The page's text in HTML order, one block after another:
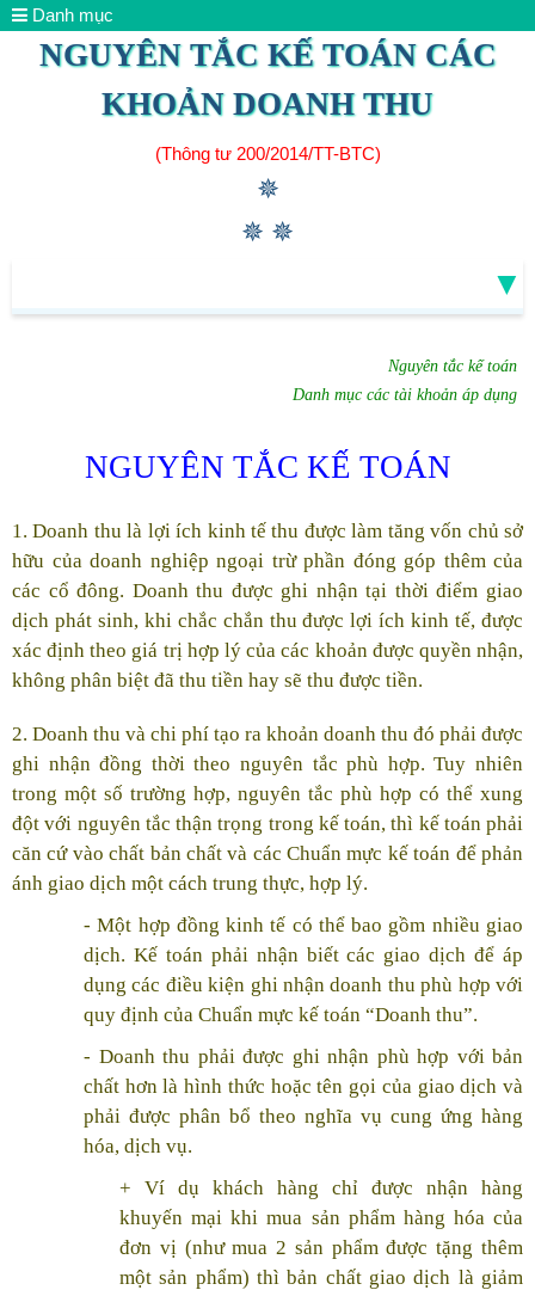
Danh mục
NGUYÊN TẮC KẾ TOÁN CÁC
KHOẢN DOANH THU
(Thông tư 200/2014/TT-BTC)
✵
✵ ✵
▼
Nguyên tắc kế toán
Danh mục các tài khoản áp dụng
NGUYÊN TẮC KẾ TOÁN
1. Doanh thu là lợi ích kinh tế thu được làm tăng vốn chủ sở
hữu của doanh nghiệp ngoại trừ phần đóng góp thêm của
các cổ đông. Doanh thu được ghi nhận tại thời điểm giao
dịch phát sinh, khi chắc chắn thu được lợi ích kinh tế, được
xác định theo giá trị hợp lý của các khoản được quyền nhận,
không phân biệt đã thu tiền hay sẽ thu được tiền.
2. Doanh thu và chi phí tạo ra khoản doanh thu đó phải được
ghi nhận đồng thời theo nguyên tắc phù hợp. Tuy nhiên
trong một số trường hợp, nguyên tắc phù hợp có thể xung
đột với nguyên tắc thận trọng trong kế toán, thì kế toán phải
căn cứ vào chất bản chất và các Chuẩn mực kế toán để phản
ánh giao dịch một cách trung thực, hợp lý.
- Một hợp đồng kinh tế có thể bao gồm nhiều giao
dịch. Kế toán phải nhận biết các giao dịch để áp
dụng các điều kiện ghi nhận doanh thu phù hợp với
quy định của Chuẩn mực kế toán “Doanh thu”.
- Doanh thu phải được ghi nhận phù hợp với bản
chất hơn là hình thức hoặc tên gọi của giao dịch và
phải được phân bổ theo nghĩa vụ cung ứng hàng
hóa, dịch vụ.
+ Ví dụ khách hàng chỉ được nhận hàng
khuyến mại khi mua sản phẩm hàng hóa của
đơn vị (như mua 2 sản phẩm được tặng thêm
một sản phẩm) thì bản chất giao dịch là giảm